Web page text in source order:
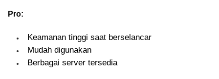
Pro:
Keamanan tinggi saat berselancar
Mudah digunakan
Berbagai server tersedia